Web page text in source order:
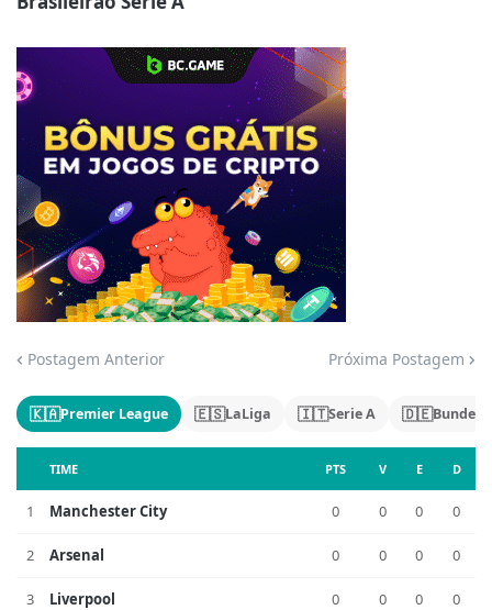
Jogue com responsabilidade. 18+
Postagem Anterior Próxima Postagem
🇰🇦Premier League 🇪🇸LaLiga 🇮🇹Serie A 🇩🇪
TIME PTS V E D
1 Manchester City 0 0 0 0
2 Arsenal 0 0 0 0
3 Liverpool 0 0 0 0